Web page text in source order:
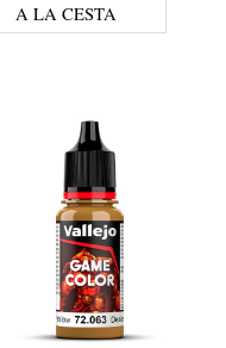
A LA CESTA